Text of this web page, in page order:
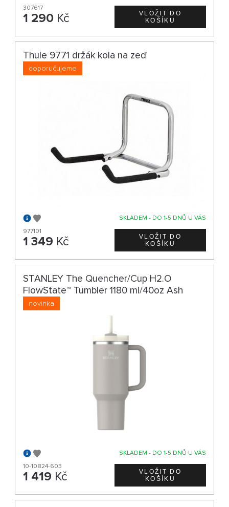
307617
1 290 Kč
Thule 9771 držák kola na zeď
doporučujeme
SKLADEM - DO 1-5 DNŮ U VÁS
977101
1 349 Kč
STANLEY The Quencher/Cup H2.O
FlowState™ Tumbler 1180 ml/40oz Ash
novinka
SKLADEM - DO 1-5 DNŮ U VÁS
10-10824-603
1 419 Kč